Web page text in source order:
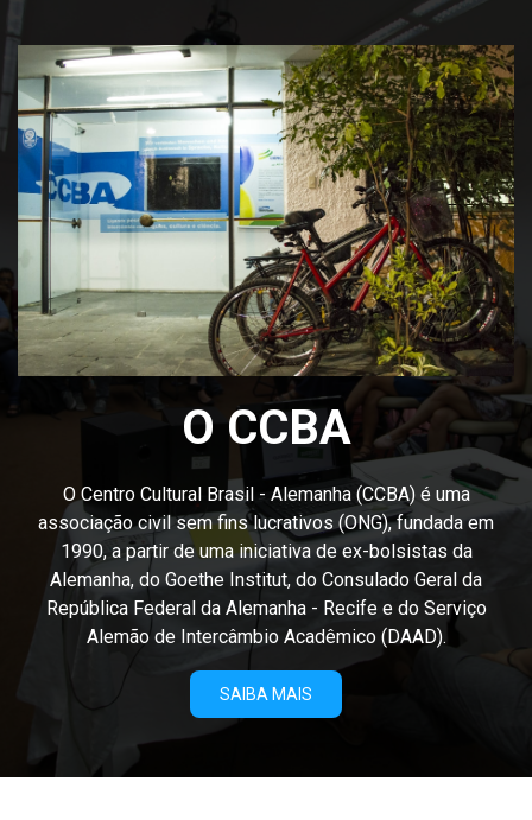
O CCBA
O Centro Cultural Brasil - Alemanha (CCBA) é uma
associação civil sem fins lucrativos (ONG), fundada em
1990, a partir de uma iniciativa de ex-bolsistas da
Alemanha, do Goethe Institut, do Consulado Geral da
República Federal da Alemanha - Recife e do Serviço
Alemão de Intercâmbio Acadêmico (DAAD).
SAIBA MAIS